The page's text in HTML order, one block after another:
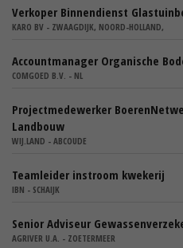
Verkoper Binnendienst
KARO BV - ZWAAGDIJK, NOORD-HOLLAND,
Accountmanager Organische
COMGOED B.V. - NL
Projectmedewerker
Landbouw
WIJ.LAND - ABCOUDE
Teamleider instroom kwekerij
IBN - SCHAIJK
Senior Adviseur
AGRIVER U.A. - ZOETERMEER